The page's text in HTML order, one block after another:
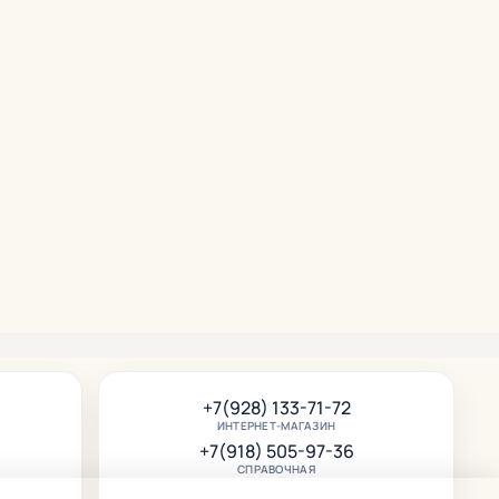
+7(928) 133-71-72
ИНТЕРНЕТ-МАГАЗИН
+7(918) 505-97-36
СПРАВОЧНАЯ